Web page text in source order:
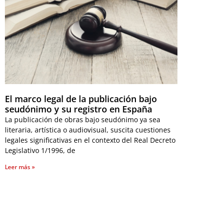
El marco legal de la publicación bajo
seudónimo y su registro en España
La publicación de obras bajo seudónimo ya sea
literaria, artística o audiovisual, suscita cuestiones
legales significativas en el contexto del Real Decreto
Legislativo 1/1996, de
Leer más »